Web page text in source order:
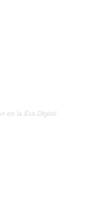
en la Era Digital